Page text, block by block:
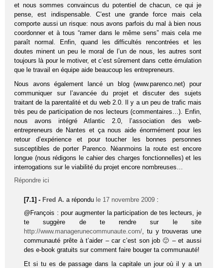
et nous sommes convaincus du potentiel de chacun, ce qui je
pense, est indispensable. C’est une grande force mais cela
comporte aussi un risque: nous avons parfois du mal à bien nous
coordonner et à tous “ramer dans le même sens” mais cela me
paraît normal. Enfin, quand les difficultés rencontrées et les
doutes minent un peu le moral de l’un de nous, les autres sont
toujours là pour le motiver, et c’est sûrement dans cette émulation
que le travail en équipe aide beaucoup les entrepreneurs.
Nous avons également lancé un blog (www.parenco.net) pour
communiquer sur l’avancée du projet et discuter des sujets
traitant de la parentalité et du web 2.0. Il y a un peu de trafic mais
très peu de participation de nos lecteurs (commentaires…). Enfin,
nous avons intégré Atlantic 2.0, l’association des web-
entrepreneurs de Nantes et ça nous aide énormément pour les
retour d’expérience et pour toucher les bonnes personnes
susceptibles de porter Parenco. Néanmoins la route est encore
longue (nous rédigons le cahier des charges fonctionnelles) et les
interrogations sur le viabilité du projet encore nombreuses…
Répondre ici
[7.1] - Fred A. a répondu le 17 novembre 2009 :
@François : pour augmenter la participation de tes lecteurs, je
te suggère de te rendre sur le site
http://www.managerunecommunaute.com/, tu y trouveras une
communauté prête à t’aider – car c’est son job 🙂 – et aussi
des e-book gratuits sur comment faire bouger ta communauté!
Et si tu es de passage dans la capitale un jour où il y a un